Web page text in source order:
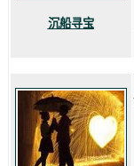
沉船寻宝